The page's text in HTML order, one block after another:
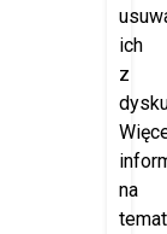
ich
z
na
temat